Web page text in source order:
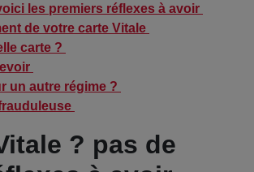
les premiers réflexes à avoir
de votre carte Vitale
carte ?
un autre régime ?
? pas de